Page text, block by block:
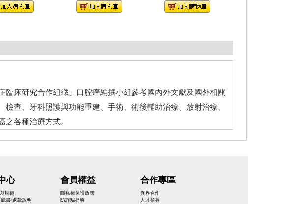
臨床研究合作組織」口腔癌編撰小組參考國內外文獻及國外相關
查、牙科照護與功能重建、手術、術後輔助治療、放射治療、
之各種治療方式。
心
規範
書/退款說明
會員權益
隱私權保護政策
防詐騙提醒
合作專區
異界合作
人才招募